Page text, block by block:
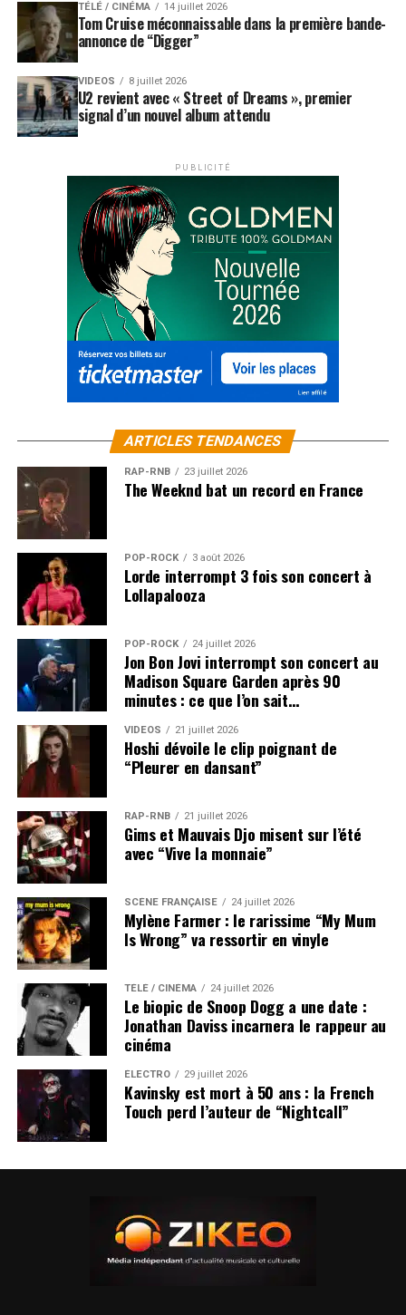
TÉLÉ / CINÉMA 14 juillet 2026
Tom Cruise méconnaissable dans la première bande-
annonce de “Digger”
VIDEOS 8 juillet 2026
U2 revient avec « Street of Dreams », premier
signal d’un nouvel album attendu
PUBLICITÉ
ARTICLES TENDANCES
RAP-RNB 23 juillet 2026
The Weeknd bat un record en France
POP-ROCK 3 août 2026
Lorde interrompt 3 fois son concert à
Lollapalooza
POP-ROCK 24 juillet 2026
Jon Bon Jovi interrompt son concert au
Madison Square Garden après 90
minutes : ce que l’on sait…
VIDEOS 21 juillet 2026
Hoshi dévoile le clip poignant de
“Pleurer en dansant”
RAP-RNB 21 juillet 2026
Gims et Mauvais Djo misent sur l’été
avec “Vive la monnaie”
SCÈNE FRANÇAISE 24 juillet 2026
Mylène Farmer : le rarissime “My Mum
Is Wrong” va ressortir en vinyle
TÉLÉ / CINÉMA 24 juillet 2026
Le biopic de Snoop Dogg a une date :
Jonathan Daviss incarnera le rappeur au
cinéma
ÉLECTRO 29 juillet 2026
Kavinsky est mort à 50 ans : la French
Touch perd l’auteur de “Nightcall”